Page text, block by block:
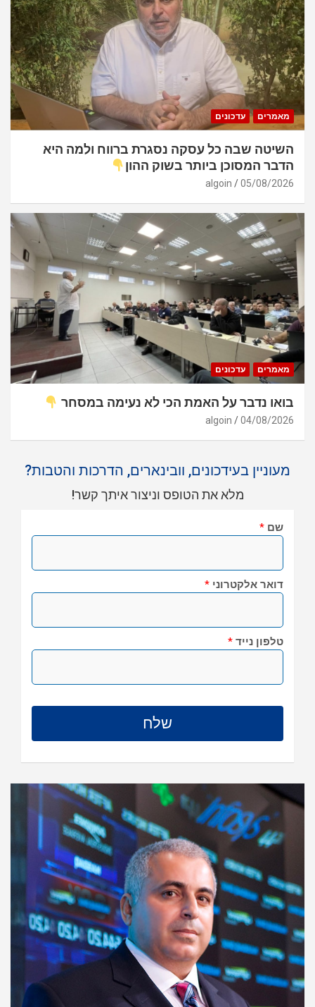
מאמרים עדכונים
השיטה שבה כל עסקה נסגרת ברווח ולמה היא
הדבר המסוכן ביותר בשוק ההון
05/08/2026
algoin
מאמרים עדכונים
בואו נדבר על האמת הכי לא נעימה במסחר
04/08/2026
algoin
מעוניין בעידכונים, וובינארים, הדרכות והטבות?
מלא את הטופס וניצור איתך קשר!
שם *
דואר אלקטרוני *
טלפון נייד *